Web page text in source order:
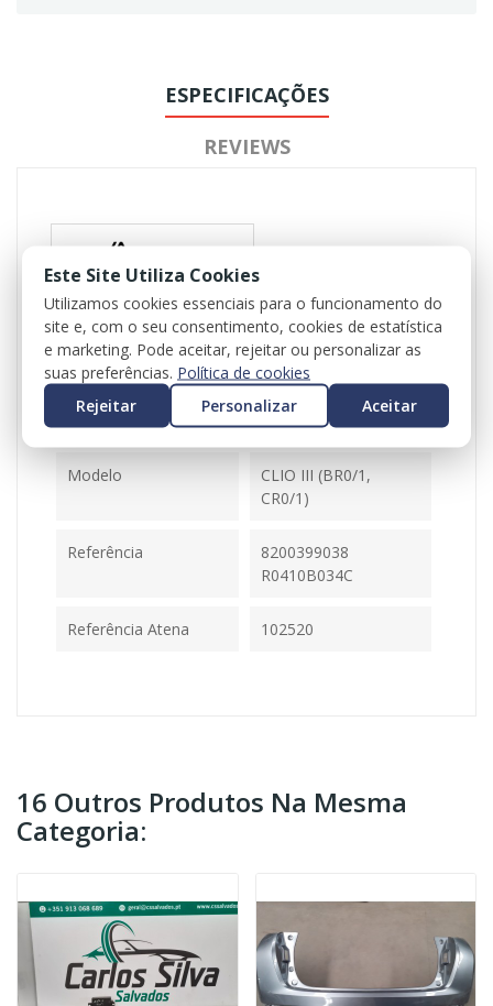
ESPECIFICAÇÕES
REVIEWS
Referência 102520
Disponível 1 Item
Ficha Informativa
Modelo
CLIO III (BR0/1,
CR0/1)
Referência
8200399038
R0410B034C
Referência Atena 102520
16 Outros Produtos Na Mesma
Categoria:
Este Site Utiliza Cookies
Utilizamos cookies essenciais para o funcionamento do
site e, com o seu consentimento, cookies de estatística
e marketing. Pode aceitar, rejeitar ou personalizar as
suas preferências. Política de cookies
Rejeitar
Personalizar Aceitar